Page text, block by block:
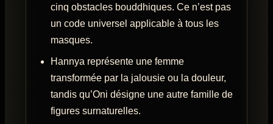
cinq obstacles bouddhiques. Ce n’est pas
un code universel applicable à tous les
masques.
Hannya représente une femme
transformée par la jalousie ou la douleur,
tandis qu’Oni désigne une autre famille de
figures surnaturelles.